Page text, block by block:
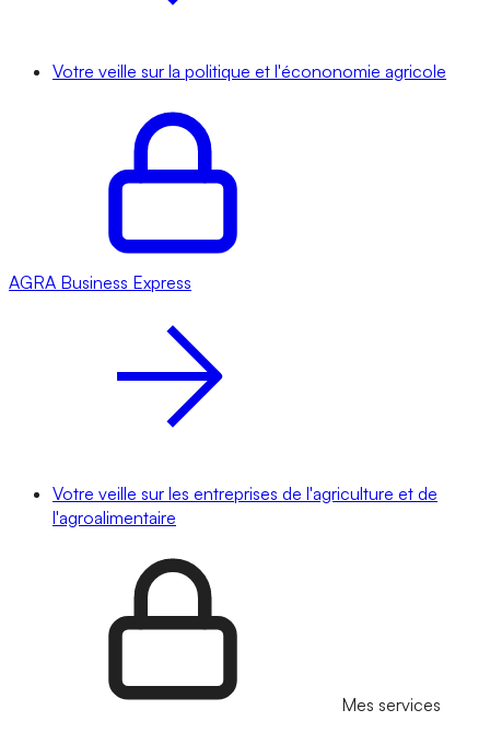
Votre veille sur la politique et l'écononomie agricole
AGRA Business Express
Votre veille sur les entreprises de l'agriculture et de
l'agroalimentaire
Mes services